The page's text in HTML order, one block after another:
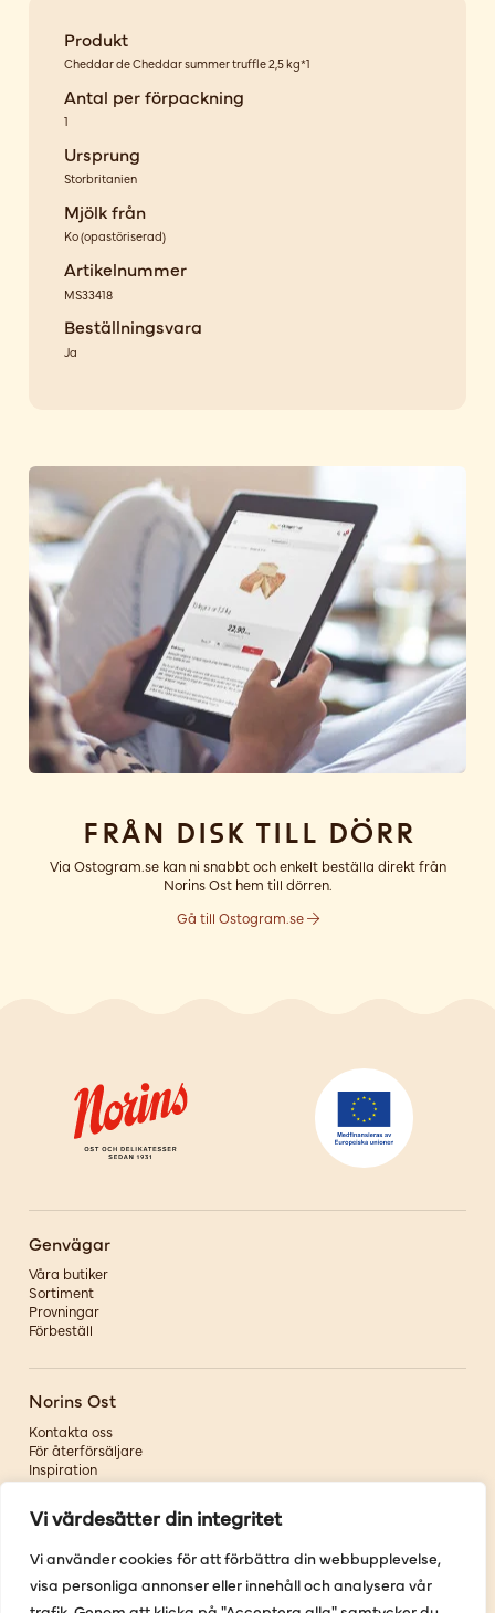
Vi värdesätter din integritet
Vi använder cookies för att förbättra din webbupplevelse,
visa personliga annonser eller innehåll och analysera vår
Produkt
Cheddar de Cheddar summer truffle 2,5 kg*1
Antal per förpackning
1
Ursprung
Storbritanien
Mjölk från
Ko(opastöriserad)
Artikelnummer
MS33418
Beställningsvara
Ja
Från disk till dörr
Via Ostogram.se kan ni snabbt och enkelt beställa direkt från
Norins Ost hem till dörren.
Gå till Ostogram.se
Genvägar
Våra butiker
Sortiment
Provningar
Förbeställ
Norins Ost
Kontakta oss
För återförsäljare
Inspiration
Om oss
Följ oss
Facebook
Instagram